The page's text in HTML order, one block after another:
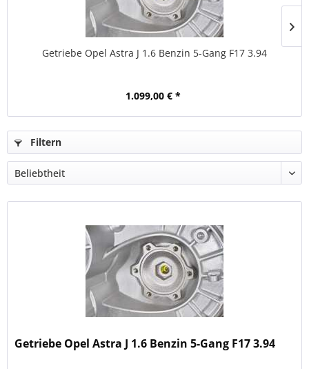
Getriebe Opel Astra J 1.6 Benzin 5-Gang F17 3.94
1.099,00 € *
Filtern
Getriebe Opel Astra J 1.6 Benzin 5-Gang F17 3.94